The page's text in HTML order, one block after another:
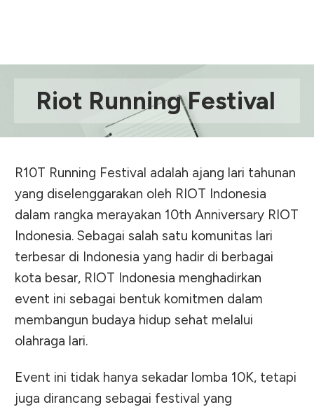
Riot Running Festival
R10T Running Festival adalah ajang lari tahunan
yang diselenggarakan oleh RIOT Indonesia
dalam rangka merayakan 10th Anniversary RIOT
Indonesia. Sebagai salah satu komunitas lari
terbesar di Indonesia yang hadir di berbagai
kota besar, RIOT Indonesia menghadirkan
event ini sebagai bentuk komitmen dalam
membangun budaya hidup sehat melalui
olahraga lari.
Event ini tidak hanya sekadar lomba 10K, tetapi
juga dirancang sebagai festival yang